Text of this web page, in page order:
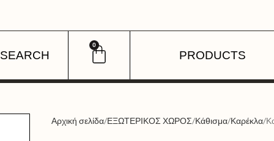
SEARCH
0
PRODUCTS
Αρχική σελίδα ΕΞΩΤΕΡΙΚΟΣ ΧΩΡΟΣ Κάθισμα Καρέκλα